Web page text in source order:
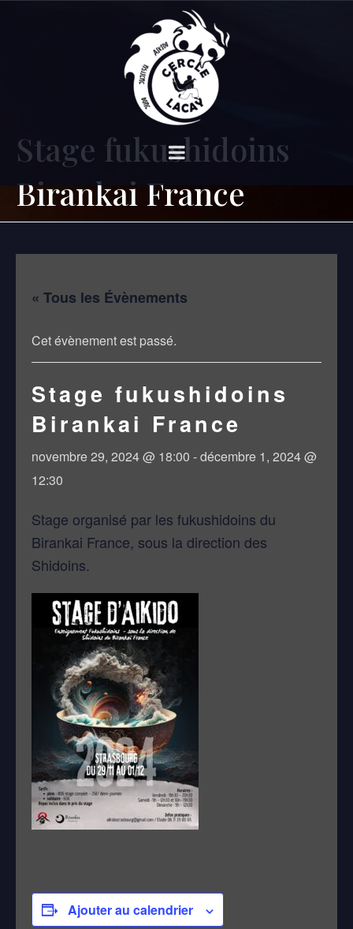
Stage fukushidoins
Birankai France
« Tous les Évènements
Cet évènement est passé.
Stage fukushidoins
Birankai France
novembre 29, 2024 @ 18:00 -décembre 1, 2024 @
12:30
Stage organisé par les fukushidoins du
Birankai France, sous la direction des
Shidoins.
Ajouter au calendrier